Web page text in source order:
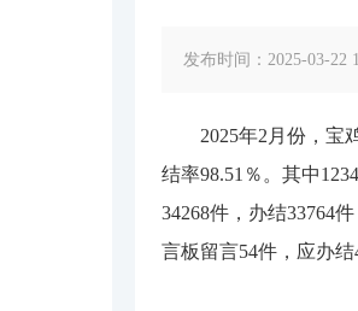
发布时间：2025-03-22
2025年2月份，宝
结率98.51％。其中
34268件，办结33764
言板留言54件，应办